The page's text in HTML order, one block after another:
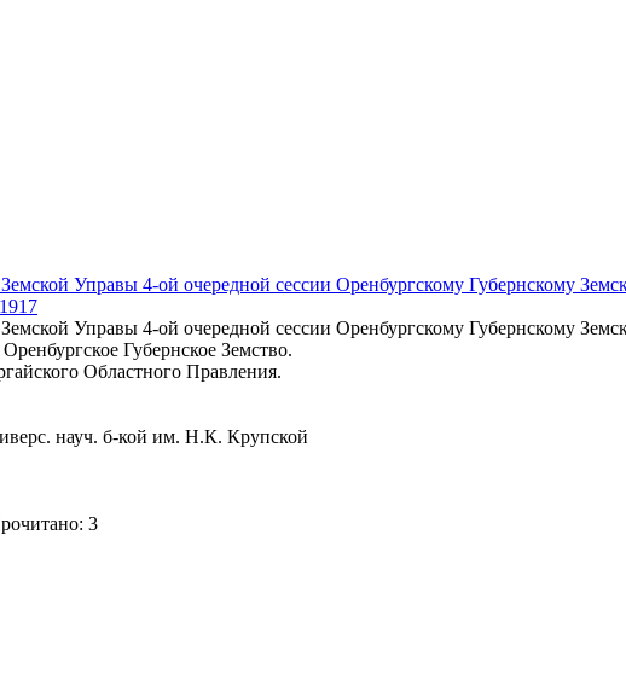
Управы 4-ой очередной сессии Оренбургскому Губернскому
Управы 4-ой очередной сессии Оренбургскому Губернскому
Губернское Земство.
Областного Правления.
науч. б-кой им. Н.К. Крупской
3